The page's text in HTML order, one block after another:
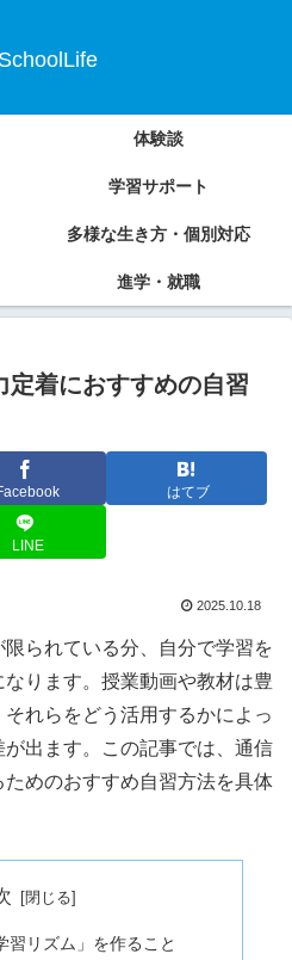
体験談
学習サポート
多様な生き方・個別対応
進学・就職
定着におすすめの自習
はてブ
LINE
2025.10.18
られている分、自分で学習を
ります。授業動画や教材は豊
れらをどう活用するかによっ
出ます。この記事では、通信
めのおすすめ自習方法を具体
習リズム」を作ること